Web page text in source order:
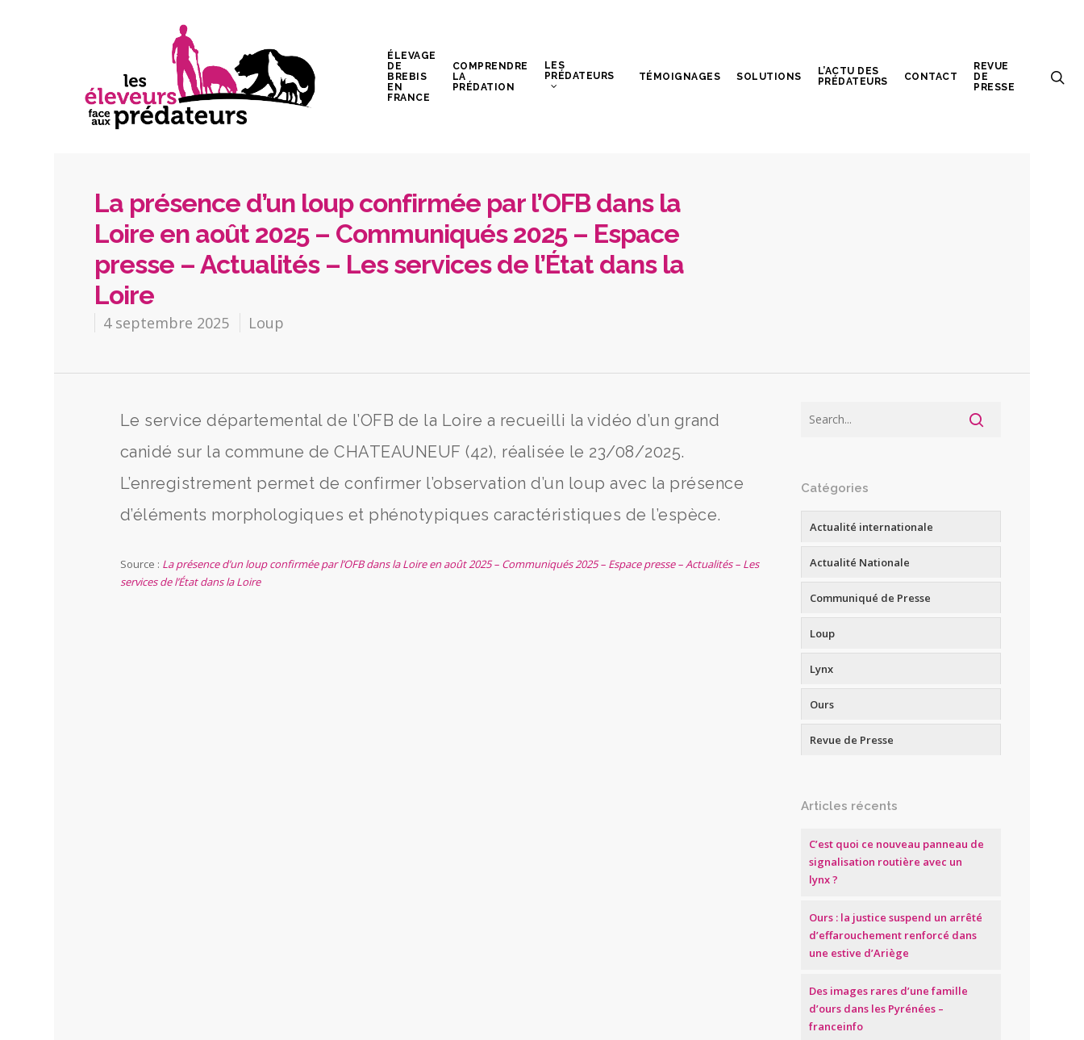
ÉLEVAGE
DE
BREBIS
EN
FRANCE
COMPRENDRE
LA
PRÉDATION
LES
PRÉDATEURS
TÉMOIGNAGES SOLUTIONS
L’ACTU DES
PRÉDATEURS
CONTACT
REVUE
DE
PRESSE
La présence d’un loup confirmée par l’OFB dans la
Loire en août 2025 – Communiqués 2025 – Espace
presse – Actualités – Les services de l’État dans la
Loire
4 septembre 2025 Loup
Le service départemental de l’OFB de la Loire a recueilli la vidéo d’un grand
canidé sur la commune de CHATEAUNEUF (42), réalisée le 23/08/2025.
L’enregistrement permet de confirmer l’observation d’un loup avec la présence
d’éléments morphologiques et phénotypiques caractéristiques de l’espèce.
Source : La présence d’un loup confirmée par l’OFB dans la Loire en août 2025 – Communiqués 2025 – Espace presse – Actualités – Les
services de l’État dans la Loire
Catégories
Actualité internationale
Actualité Nationale
Communiqué de Presse
Loup
Lynx
Ours
Revue de Presse
Articles récents
C’est quoi ce nouveau panneau de
signalisation routière avec un
lynx ?
Ours : la justice suspend un arrêté
d’effarouchement renforcé dans
une estive d’Ariège
Des images rares d’une famille
d’ours dans les Pyrénées –
franceinfo